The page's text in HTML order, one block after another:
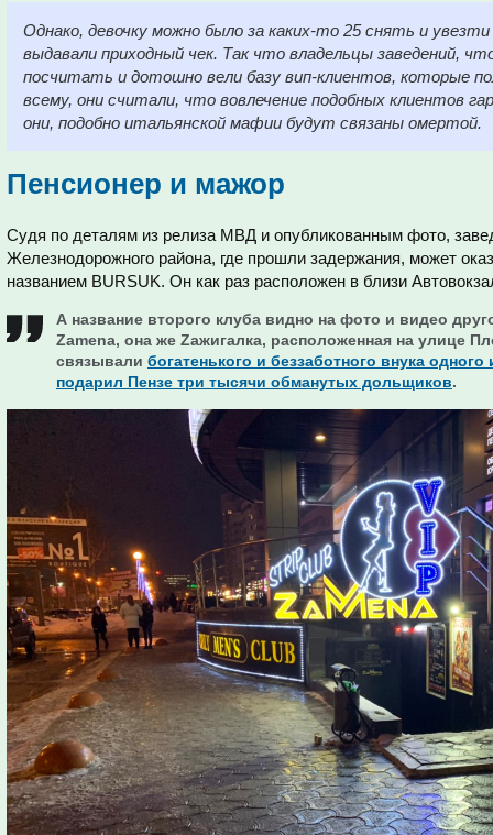
Однако, девочку можно было за каких-то 25 снять и
выдавали приходный чек. Так что владельцы заведений,
посчитать и дотошно вели базу вип-клиентов, которые
всему, они считали, что вовлечение подобных клиентов
они, подобно итальянской мафии будут связаны омертой.
Пенсионер и мажор
Судя по деталям из релиза МВД и опубликованным фото,
Железнодорожного района, где прошли задержания, может
названием BURSUK. Он как раз расположен в близи
А название второго клуба видно на фото и видео
Zamena, она же Zaжигалка, расположенная на улице
связывали богатенького и беззаботного внука
подарил Пензе три тысячи обманутых дольщиков.